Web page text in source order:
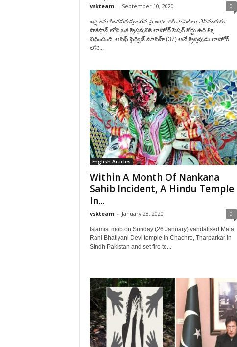
vskteam - September 10, 2020 0
ఇస్లాంను కించపరుస్తూ తన పై అధికారికి మెసేజీలు చేసినందుకు
పాకిస్తాన్ లోని ఒక క్రైస్తవునికి లాహోర్ సెషన్ కోర్టు ఉరి శిక్ష
విధించింది. ఆసిఫ్ ఫైర్వెజ్ మాసిహ్ (37) అనే క్రైస్తవుడు లాహోర్
లోని...
English Articles
Within A Month Of Nankana
Sahib Incident, A Hindu Temple
In...
vskteam - January 28, 2020 0
Islamist mob on Sunday (26 January) vandalised Mata
Rani Bhatiyani Devi temple in Chachro, Tharparkar in
Sindh Pakistan and set fire to...